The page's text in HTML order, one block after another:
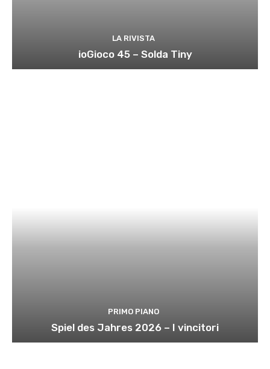
LA RIVISTA
ioGioco 45 – Solda Tiny
PRIMO PIANO
Spiel des Jahres 2026 – I vincitori